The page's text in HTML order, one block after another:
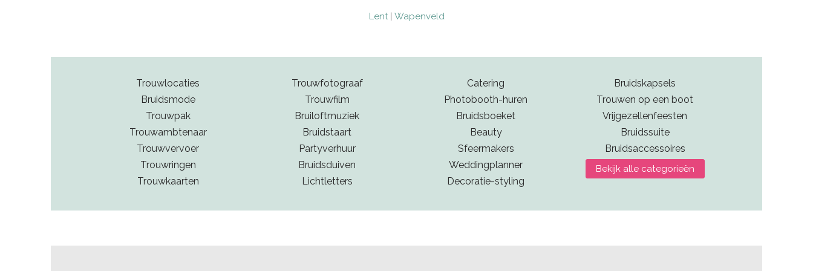
Lent| Wapenveld
Trouwlocaties
Bruidsmode
Trouwpak
Trouwambtenaar
Trouwvervoer
Trouwringen
Trouwkaarten
Trouwfotograaf
Trouwfilm
Bruiloftmuziek
Bruidstaart
Partyverhuur
Bruidsduiven
Lichtletters
Catering
Photobooth-huren
Bruidsboeket
Beauty
Sfeermakers
Weddingplanner
Decoratie-styling
Bruidskapsels
Trouwen op een boot
Vrijgezellenfeesten
Bruidssuite
Bruidsaccessoires
Bekijk alle categorieën